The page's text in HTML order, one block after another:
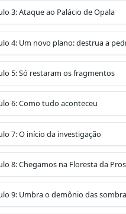
3: Ataque ao Palácio de Opala
4: Um novo plano: destrua a
5: Só restaram os fragmentos
6: Como tudo aconteceu
7: O início da investigação
8: Chegamos na Floresta da
9: Umbra o demônio das